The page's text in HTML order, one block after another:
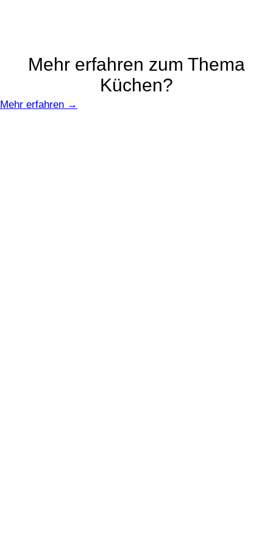
Mehr erfahren zum Thema
Küchen?
Mehr erfahren →